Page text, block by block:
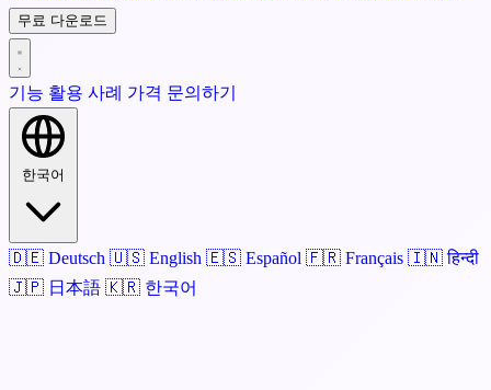
무료 다운로드
기능 활용 사례 가격 문의하기
한국어
🇩🇪 Deutsch 🇺🇸 English 🇪🇸 Español 🇫🇷 Français 🇮🇳 हिन्दी
🇯🇵 日本語 🇰🇷 한국어